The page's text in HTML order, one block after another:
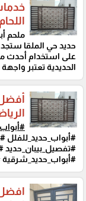
ملحم
حديد حي الملقا
على استخدام أحدث
الحديدية تعتبر
#أبواب_حديد_للفلل
#أبواب_حديد_شرقية